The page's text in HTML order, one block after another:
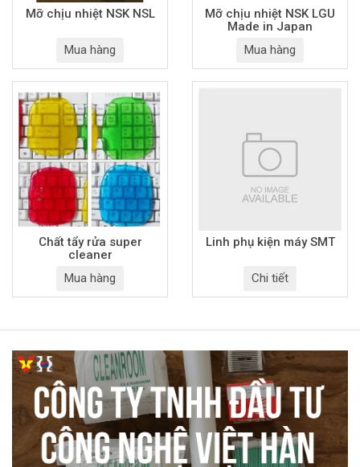
Mỡ chịu nhiệt NSK NSL
Mua hàng
Mỡ chịu nhiệt NSK LGU
Made in Japan
Mua hàng
Chất tẩy rửa super
cleaner
Mua hàng
Linh phụ kiện máy SMT
Chi tiết